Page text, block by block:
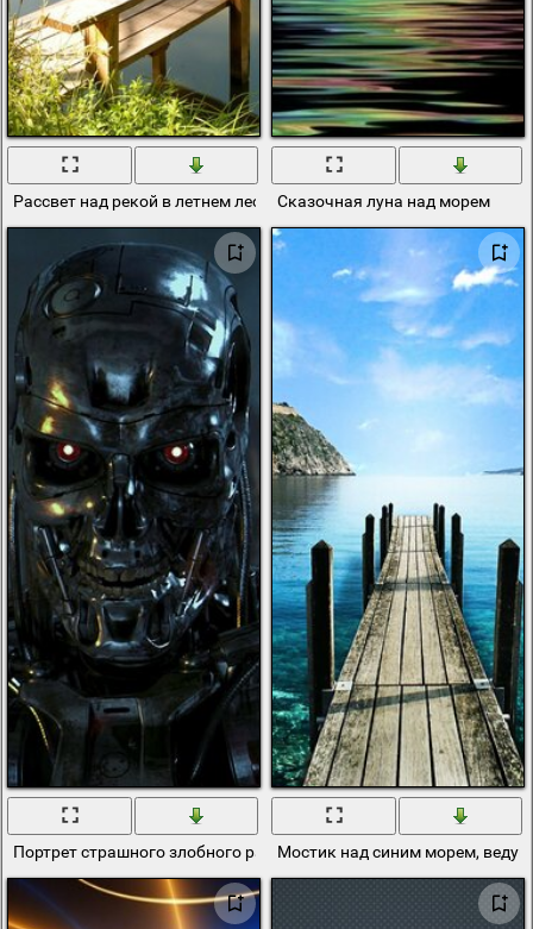
Рассвет над рекой в летнем лесу Сказочная луна над морем
Портрет страшного злобного работаМостик над синим морем,